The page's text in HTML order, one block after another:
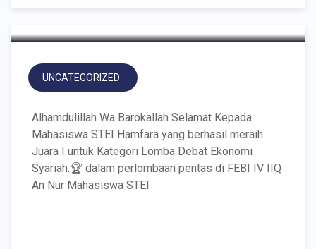
UNCATEGORIZED
Alhamdulillah Wa Barokallah Selamat Kepada
Mahasiswa STEI Hamfara yang berhasil meraih
Juara I untuk Kategori Lomba Debat Ekonomi
Syariah.🏆 dalam perlombaan pentas di FEBI IV IIQ
An Nur Mahasiswa STEI